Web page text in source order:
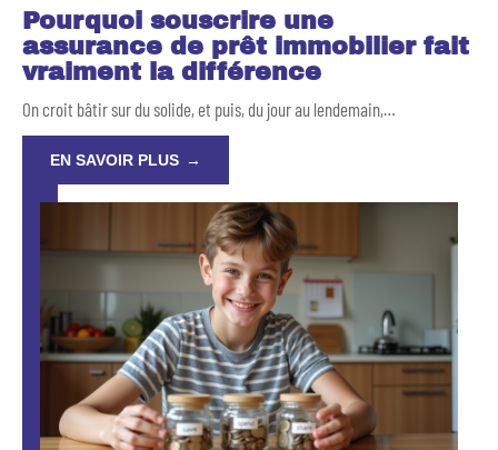
Pourquoi souscrire une
assurance de prêt immobilier fait
vraiment la différence
On croit bâtir sur du solide, et puis, du jour au lendemain,…
EN SAVOIR PLUS